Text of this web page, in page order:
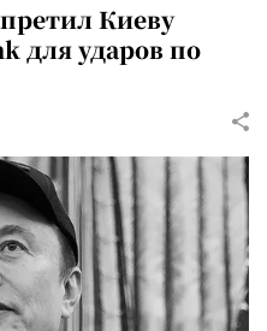
Киеву
для ударов по